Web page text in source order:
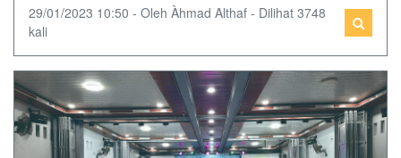
29/01/2023 10:50 - Oleh Àhmad Althaf - Dilihat 3748
kali